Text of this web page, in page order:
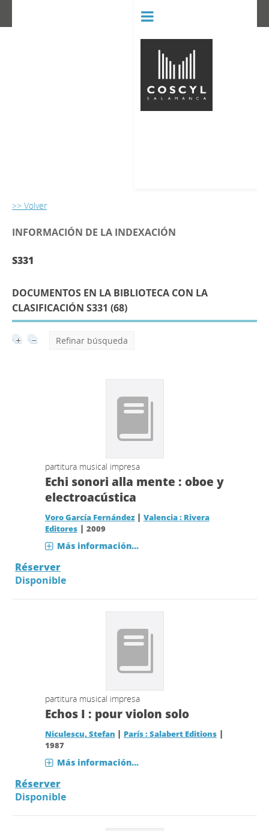
>> Volver
INFORMACIÓN DE LA INDEXACIÓN
S331
DOCUMENTOS EN LA BIBLIOTECA CON LA
CLASIFICACIÓN S331 (68)
Refinar búsqueda
partitura musical impresa
Echi sonori alla mente : oboe y
electroacústica
Voro García Fernández | Valencia : Rivera
Editores| 2009
Más información...
Réserver
Disponible
partitura musical impresa
Echos I : pour violon solo
Niculescu, Stefan | París : Salabert Editions|
1987
Más información...
Réserver
Disponible